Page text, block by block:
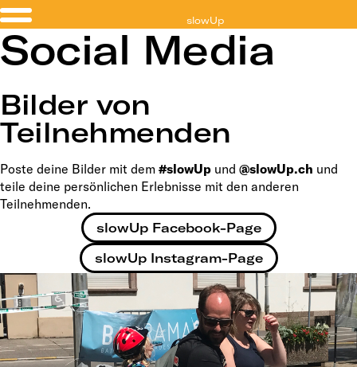
slowUp
Hochrhein
Social Media
Bilder von
Teilnehmenden
Poste deine Bilder mit dem #slowUp und @slowUp.ch und
teile deine persönlichen Erlebnisse mit den anderen
Teilnehmenden.
slowUp Facebook-Page
slowUp Instagram-Page